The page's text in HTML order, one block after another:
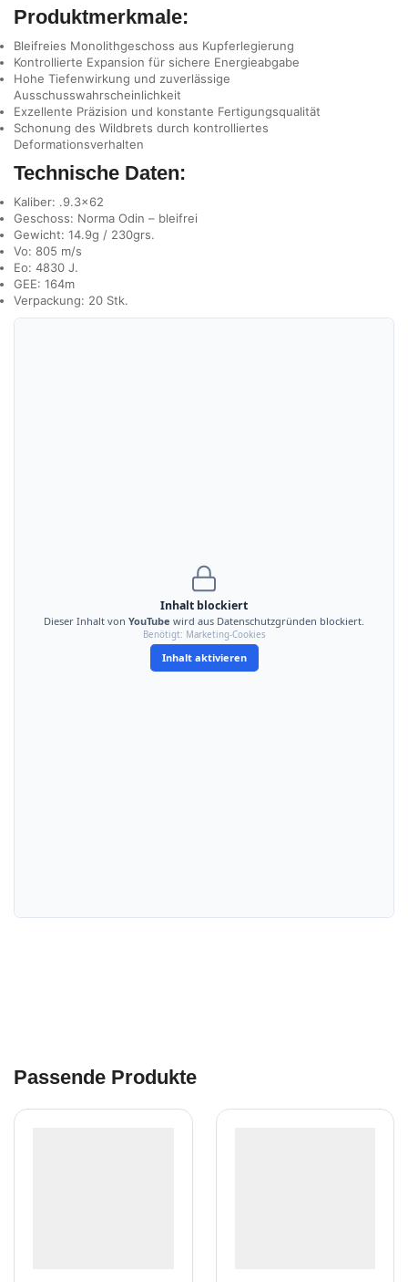
Produktmerkmale:
Bleifreies Monolithgeschoss aus Kupferlegierung
Kontrollierte Expansion für sichere Energieabgabe
Hohe Tiefenwirkung und zuverlässige
Ausschusswahrscheinlichkeit
Exzellente Präzision und konstante Fertigungsqualität
Schonung des Wildbrets durch kontrolliertes
Deformationsverhalten
Technische Daten:
Kaliber: .9.3×62
Geschoss: Norma Odin – bleifrei
Gewicht: 14.9g / 230grs.
Vo: 805 m/s
Eo: 4830 J.
GEE: 164m
Verpackung: 20 Stk.
Inhalt blockiert
Dieser Inhalt von YouTube wird aus Datenschutzgründen blockiert.
Benötigt: Marketing-Cookies
Inhalt aktivieren
Passende Produkte